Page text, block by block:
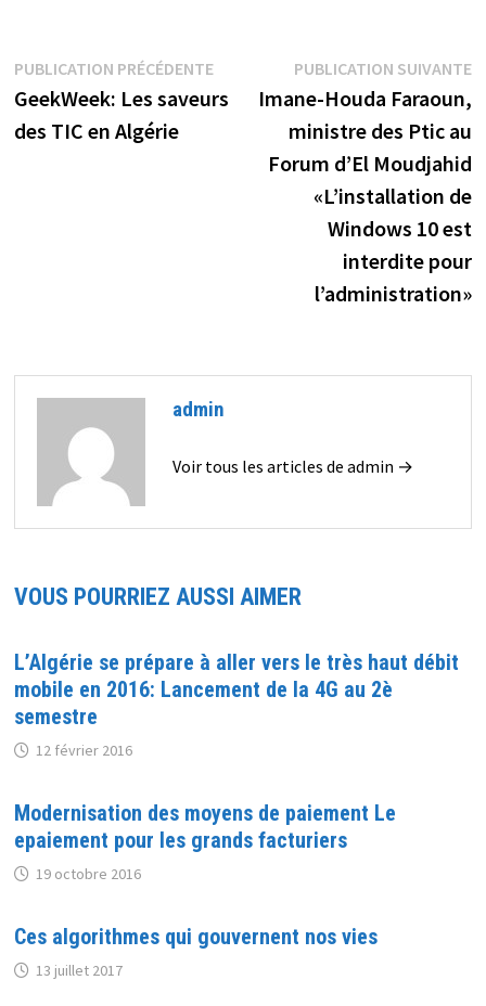
Navigation
de
PUBLICATION PRÉCÉDENTEPublication
précédente :
GeekWeek: Les saveurs
des TIC en Algérie
PUBLICATION SUIVANTE
Imane-Houda Faraoun,
ministre des Ptic au
Forum d’El Moudjahid
«L’installation de
Windows 10 est
interdite pour
l’administration»
admin
Voir tous les articles de admin →
VOUS POURRIEZ AUSSI AIMER
L’Algérie se prépare à aller vers le très haut débit
mobile en 2016: Lancement de la 4G au 2è
semestre
12 février 2016
Modernisation des moyens de paiement Le
epaiement pour les grands facturiers
19 octobre 2016
Ces algorithmes qui gouvernent nos vies
13 juillet 2017